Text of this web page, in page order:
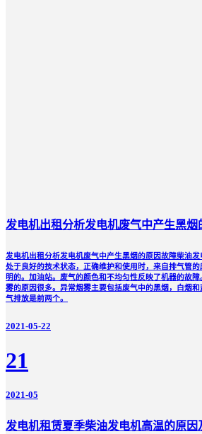
发电机出租分析发电机废气中产生黑烟
发电机出租分析发电机废气中产生黑烟的原因故障柴油
处于良好的技术状态，正确维护和使用时，来自排气管
明的。加油站。废气的颜色和不均匀性反映了机器的故
雾的原因很多。异常烟雾主要包括废气中的黑烟，白烟
气排放是前两个。
2021-05-22
21
2021-05
发电机租赁夏季柴油发电机高温的原因